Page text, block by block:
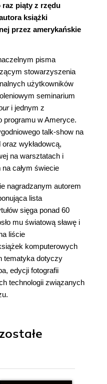
raz piąty z rzędu
książki
przez amerykańskie
pisma
stowarzyszenia
użytkowników
seminarium
i jednym z
programu w Ameryce.
talk-show na
wykładowcą,
na warsztatach i
całym świecie
nagradzanym autorem
lista
sięga ponad 60
mu światową sławę i
liście
komputerowych
tematyka dotyczy
edycji fotografii
technologii związanych